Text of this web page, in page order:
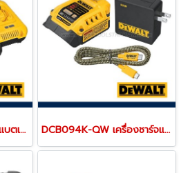
DCB104-QW แท่นชาร์จแบตเตอรี่ 4 ช่อง รุ่นชาร์จเร็ว "DEWALT" ดีวอลท์ DCB094K-QW เครื่องชาร์จแบตเตอรี่ 18V (20MAX) และพอร์ตชาร์จ USB-C Charging-Kit "DEWALT" ดีวอลท์